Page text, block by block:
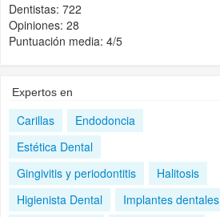
Dentistas: 722
Opiniones: 28
Puntuación media: 4/5
Expertos en
Carillas
Endodoncia
Estética Dental
Gingivitis y periodontitis
Halitosis
Higienista Dental
Implantes dentales